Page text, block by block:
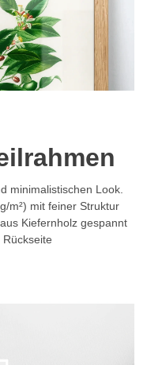
minimalistischen Look.
m²) mit feiner Struktur
Kiefernholz gespannt